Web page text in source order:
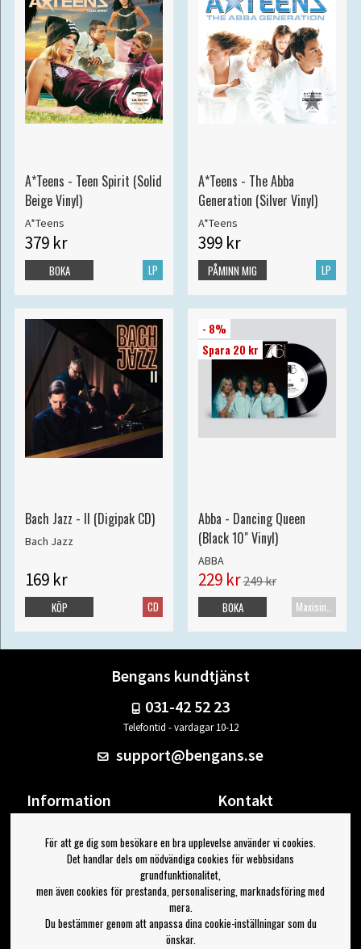
A*Teens - Teen Spirit (Solid
Beige Vinyl)
A*Teens
379 kr
LP
BOKA
A*Teens - The Abba
Generation (Silver Vinyl)
A*Teens
399 kr
LP
PÅMINN MIG
Bach Jazz - II (Digipak CD)
Bach Jazz
169 kr
CD
KÖP
- 8%
Spara 20 kr
Abba - Dancing Queen
(Black 10" Vinyl)
ABBA
229 kr249 kr
Maxisingel
BOKA
Bengans kundtjänst
031-42 52 23
Telefontid - vardagar 10-12
support@bengans.se
Information
Om Bengans
FAQ / Köp- & Leveransvillkor
Kontakt
Din sida
Logga ut
Jag vill ha tips från Bengans
För att ge dig som besökare en bra upplevelse använder vi cookies.
Det handlar dels om nödvändiga cookies för webbsidans
grundfunktionalitet,
men även cookies för prestanda, personalisering, marknadsföring med
mera.
Du bestämmer genom att anpassa dina cookie-inställningar som du
önskar.